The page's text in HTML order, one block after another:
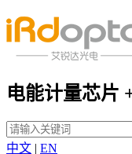
电能计量芯片
中文 | EN